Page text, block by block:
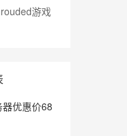
游戏
优惠价68